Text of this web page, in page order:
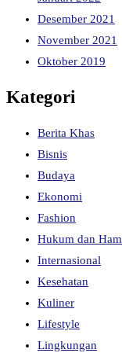
Desember 2021
November 2021
Oktober 2019
Kategori
Berita Khas
Bisnis
Budaya
Ekonomi
Fashion
Hukum dan Ham
Internasional
Kesehatan
Kuliner
Lifestyle
Lingkungan